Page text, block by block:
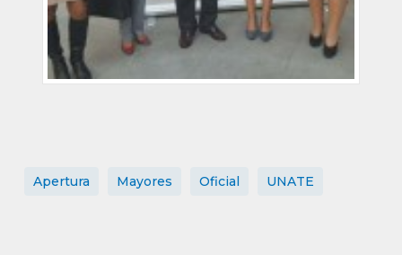
Apertura Mayores Oficial UNATE